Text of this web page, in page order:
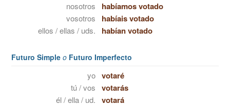
nosotros habíamos votado
vosotros habíais votado
ellos / ellas / uds. habían votado
Futuro Simple o Futuro Imperfecto
yo votaré
tú / vos votarás
él / ella / ud. votará